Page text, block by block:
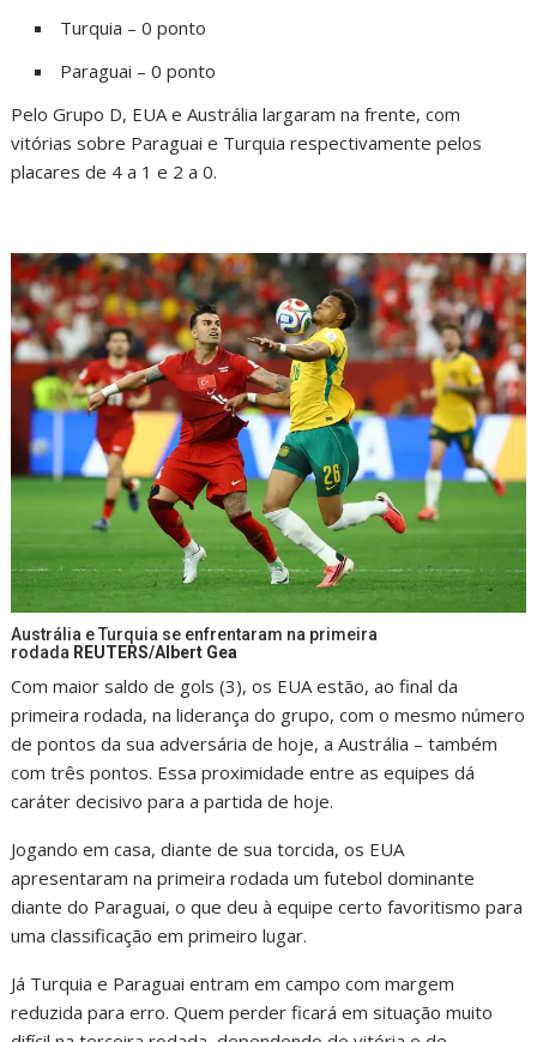
Turquia – 0 ponto
Paraguai – 0 ponto
Pelo Grupo D, EUA e Austrália largaram na frente, com
vitórias sobre Paraguai e Turquia respectivamente pelos
placares de 4 a 1 e 2 a 0.
Austrália e Turquia se enfrentaram na primeira
rodada REUTERS/Albert Gea
Com maior saldo de gols (3), os EUA estão, ao final da
primeira rodada, na liderança do grupo, com o mesmo número
de pontos da sua adversária de hoje, a Austrália – também
com três pontos. Essa proximidade entre as equipes dá
caráter decisivo para a partida de hoje.
Jogando em casa, diante de sua torcida, os EUA
apresentaram na primeira rodada um futebol dominante
diante do Paraguai, o que deu à equipe certo favoritismo para
uma classificação em primeiro lugar.
Já Turquia e Paraguai entram em campo com margem
reduzida para erro. Quem perder ficará em situação muito